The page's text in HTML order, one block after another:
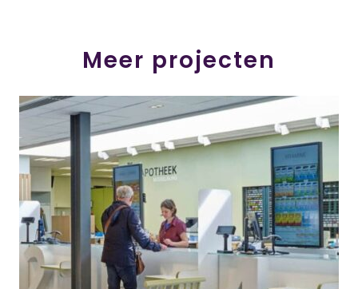
Meer projecten